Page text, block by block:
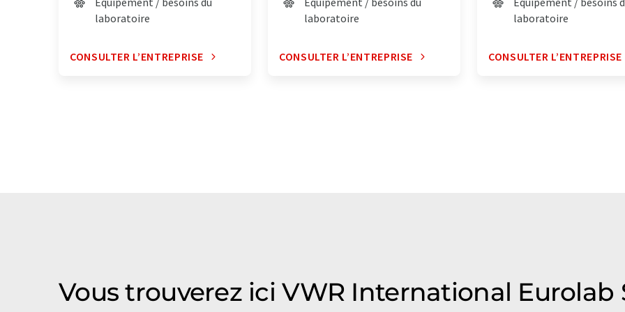
laboratoire
CONSULTER L’ENTREPRISE
laboratoire
CONSULTER L’ENTREPRISE
laboratoire
CONSULTER L’ENTREPRISE
Vous trouverez ici VWR International Eurolab